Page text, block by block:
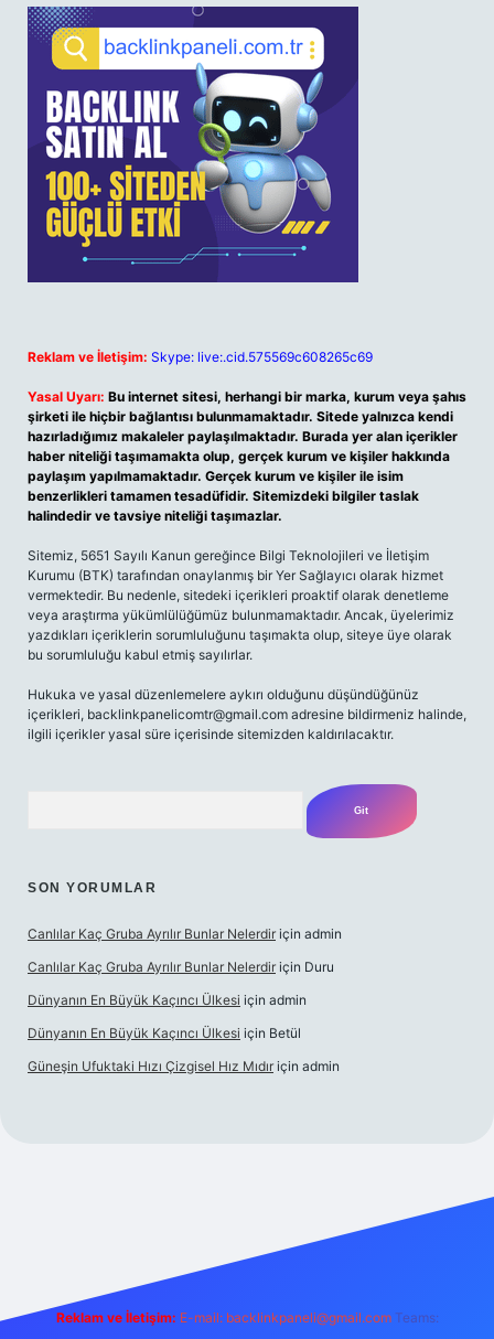
Reklam ve İletişim: Skype: live:.cid.575569c608265c69
Yasal Uyarı: Bu internet sitesi, herhangi bir marka, kurum veya şahıs
şirketi ile hiçbir bağlantısı bulunmamaktadır. Sitede yalnızca kendi
hazırladığımız makaleler paylaşılmaktadır. Burada yer alan içerikler
haber niteliği taşımamakta olup, gerçek kurum ve kişiler hakkında
paylaşım yapılmamaktadır. Gerçek kurum ve kişiler ile isim
benzerlikleri tamamen tesadüfidir. Sitemizdeki bilgiler taslak
halindedir ve tavsiye niteliği taşımazlar.
Sitemiz, 5651 Sayılı Kanun gereğince Bilgi Teknolojileri ve İletişim
Kurumu (BTK) tarafından onaylanmış bir Yer Sağlayıcı olarak hizmet
vermektedir. Bu nedenle, sitedeki içerikleri proaktif olarak denetleme
veya araştırma yükümlülüğümüz bulunmamaktadır. Ancak, üyelerimiz
yazdıkları içeriklerin sorumluluğunu taşımakta olup, siteye üye olarak
bu sorumluluğu kabul etmiş sayılırlar.
Hukuka ve yasal düzenlemelere aykırı olduğunu düşündüğünüz
içerikleri, backlinkpanelicomtr@gmail.com adresine bildirmeniz halinde,
ilgili içerikler yasal süre içerisinde sitemizden kaldırılacaktır.
SON YORUMLAR
Canlılar Kaç Gruba Ayrılır Bunlar Nelerdir için admin
Canlılar Kaç Gruba Ayrılır Bunlar Nelerdir için Duru
Dünyanın En Büyük Kaçıncı Ülkesi için admin
Dünyanın En Büyük Kaçıncı Ülkesi için Betül
Güneşin Ufuktaki Hızı Çizgisel Hız Mıdır için admin
Reklam ve İletişim: E-mail: backlinkpaneli@gmail.com Teams: